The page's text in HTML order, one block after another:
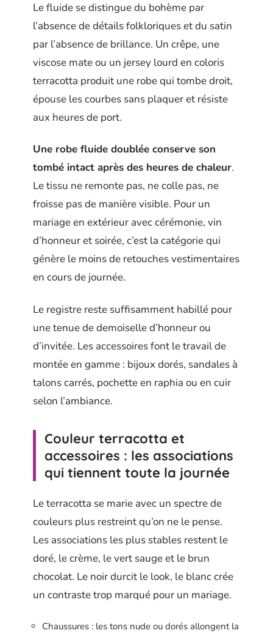
Le fluide se distingue du bohème par
l’absence de détails folkloriques et du satin
par l’absence de brillance. Un crêpe, une
viscose mate ou un jersey lourd en coloris
terracotta produit une robe qui tombe droit,
épouse les courbes sans plaquer et résiste
aux heures de port.
Une robe fluide doublée conserve son
tombé intact après des heures de chaleur.
Le tissu ne remonte pas, ne colle pas, ne
froisse pas de manière visible. Pour un
mariage en extérieur avec cérémonie, vin
d’honneur et soirée, c’est la catégorie qui
génère le moins de retouches vestimentaires
en cours de journée.
Le registre reste suffisamment habillé pour
une tenue de demoiselle d’honneur ou
d’invitée. Les accessoires font le travail de
montée en gamme : bijoux dorés, sandales à
talons carrés, pochette en raphia ou en cuir
selon l’ambiance.
Couleur terracotta et
accessoires : les associations
qui tiennent toute la journée
Le terracotta se marie avec un spectre de
couleurs plus restreint qu’on ne le pense.
Les associations les plus stables restent le
doré, le crème, le vert sauge et le brun
chocolat. Le noir durcit le look, le blanc crée
un contraste trop marqué pour un mariage.
Chaussures : les tons nude ou dorés allongent la